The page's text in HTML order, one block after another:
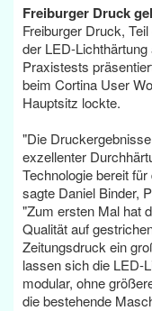
Freiburger Druck
Freiburger Druck,
der LED-
Praxistests
beim Cortina User
Hauptsitz lockte.
"Die
exzellenter
Technologie bereit
sagte Daniel Binder,
"Zum ersten Mal hat
Qualität auf
Zeitungsdruck ein
lassen sich die LED-
modular, ohne
die bestehende